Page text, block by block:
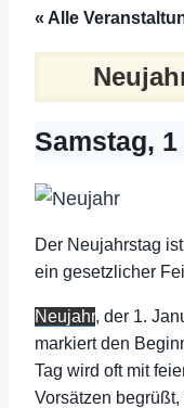
« Alle
Samstag,
Der Neujahrstag
ein gesetzlicher
Neujahr, der 1.
markiert den
Tag wird oft mit
Vorsätzen